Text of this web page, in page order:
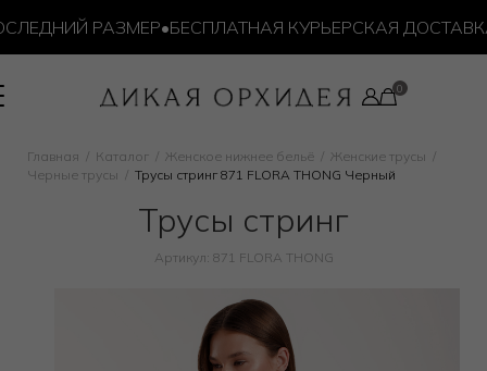
РАЗМЕР•БЕСПЛАТНАЯ КУРЬЕРСКАЯ ДОСТАВКА
Главная Каталог Женское нижнее бельё
Женские трусы
Черные трусы
Трусы стринг 871 FLORA THONG Черный
Трусы стринг
Артикул: 871 FLORA THONG